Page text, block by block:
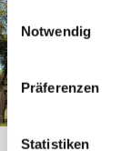
Cookies, wenn
Einwilligungsauswahl
Notwendig
Präferenzen
Statistiken